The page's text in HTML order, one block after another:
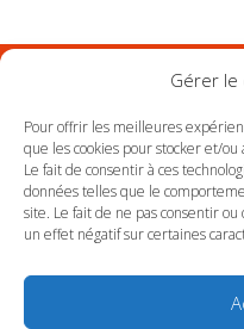
Gérer
Pour offrir les meilleures
que les cookies pour stocker et/
Le fait de consentir à ces
données telles que le
site. Le fait de ne pas consentir
un effet négatif sur certaines
Suivez le